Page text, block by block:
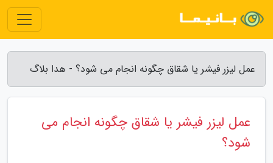
عمل لیزر فیشر یا شقاق چگونه انجام می شود؟ - هدا بلاگ
عمل لیزر فیشر یا شقاق چگونه انجام می
شود؟